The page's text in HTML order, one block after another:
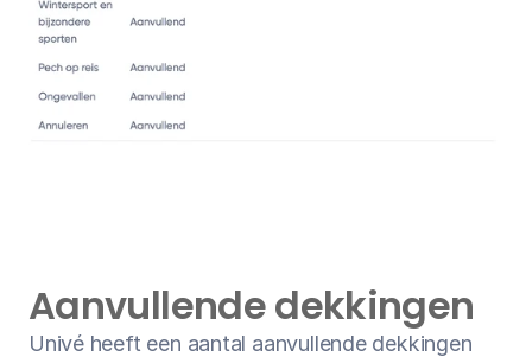
Aanvullende dekkingen
Univé heeft een aantal aanvullende dekkingen